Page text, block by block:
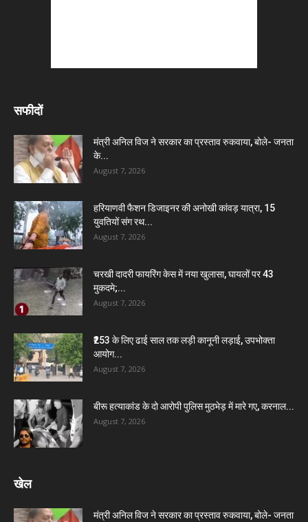
सफीदों
मंत्री अनिल विज ने सरकार का प्रस्ताव रुकवाया, बोले- जनता
के...
August 7, 2026
हरियाणवी फैशन डिजाइनर की अनोखी कांवड़ यात्रा, 15
युवतियों संग रथ...
August 7, 2026
चरखी दादरी फायरिंग केस में नया खुलासा, घायलों पर 43
मुकदमे;...
August 7, 2026
₹253 के लिए ढाई साल तक लड़ी कानूनी लड़ाई, उपभोक्ता
आयोग...
August 7, 2026
बीरू हत्याकांड के दो आरोपी पुलिस मुठभेड़ में मारे गए, करनाल...
August 7, 2026
खेल
मंत्री अनिल विज ने सरकार का प्रस्ताव रुकवाया, बोले- जनता